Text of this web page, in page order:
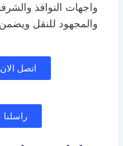
واجهات النوافذ
والمجهود للنقل
اتصل